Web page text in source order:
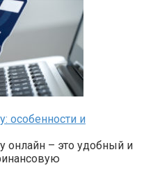
особенности и
онлайн – это удобный и